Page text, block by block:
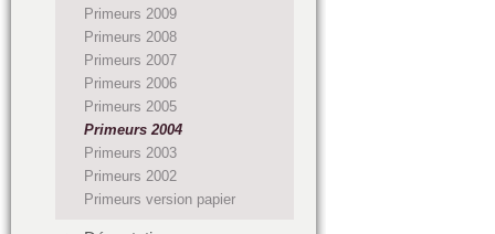
Primeurs 2009
Primeurs 2008
Primeurs 2007
Primeurs 2006
Primeurs 2005
Primeurs 2004
Primeurs 2003
Primeurs 2002
Primeurs version papier